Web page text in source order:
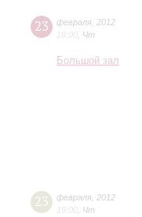
23 февраля 2012
19:00 Чт
Большой зал
23 февраля 2012
19:00 Чт